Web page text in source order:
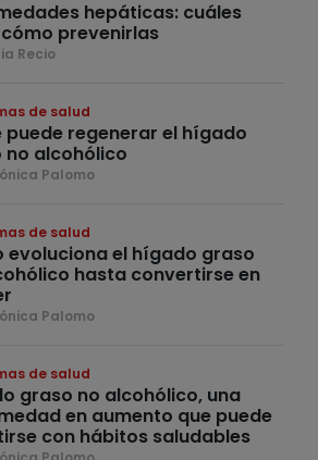
hepáticas: cuáles
prevenirlas
Recio
de salud
puede regenerar el hígado
no alcohólico
Palomo
de salud
evoluciona el hígado graso
hasta convertirse en
Palomo
de salud
graso no alcohólico, una
en aumento que puede
con hábitos saludables